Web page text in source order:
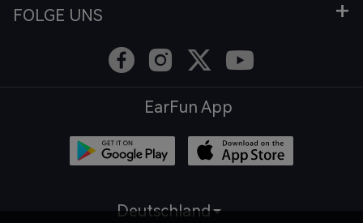
FOLGE UNS
EarFun App
Deutschland